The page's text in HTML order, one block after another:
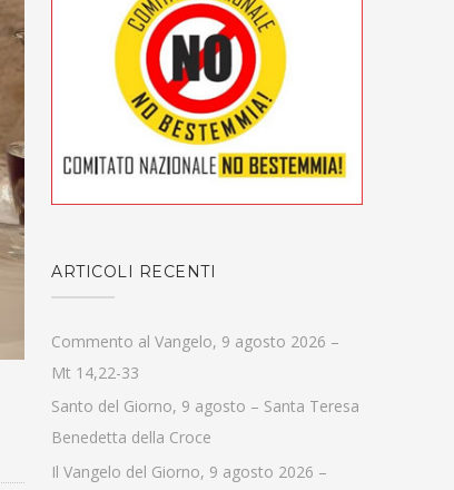
ARTICOLI RECENTI
Commento al Vangelo, 9 agosto 2026 –
Mt 14,22-33
Santo del Giorno, 9 agosto – Santa Teresa
Benedetta della Croce
Il Vangelo del Giorno, 9 agosto 2026 –